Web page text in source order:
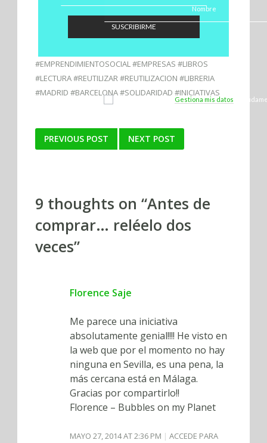
Gestiona mis datos y
SUSCRIBIRME
#EMPRENDIMIENTOSOCIAL #EMPRESAS #LIBROS
#LECTURA #REUTILIZAR #REUTILIZACION #LIBRERIA
#MADRID #BARCELONA #SOLIDARIDAD #INICIATIVAS
Post
PREVIOUS POST NEXT POST
9 thoughts on “Antes de
comprar… reléelo dos
veces”
Florence Saje
Me parece una iniciativa
absolutamente genial!!!! He visto en
la web que por el momento no hay
ninguna en Sevilla, es una pena, la
más cercana está en Málaga.
Gracias por compartirlo!!
Florence – Bubbles on my Planet
MAYO 27, 2014 AT 2:36 PM
ACCEDE PARA